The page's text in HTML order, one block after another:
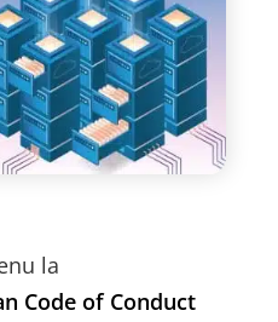
la
Code of Conduct